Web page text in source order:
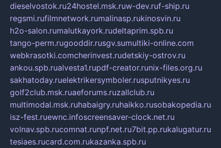
dieselvostok.ru24hostel.msk.ruw-dev.ruf-ship.ru
regsmi.rufilmnetwork.rumalinasp.rukinosvin.ru
h2o-salon.rumalutkayork.rudeltaprim.spb.ru
tango-perm.rugooddir.rusgv.sumultiki-online.com
webkrasotki.comcherinvest.rudetskiy-ostrov.ru
ankou.spb.rualvesta1.rupdf-creator.runix-files.org.ru
sakhatoday.ruelektrikersymboler.rusputnikyes.ru
golf2club.msk.ruaeforums.ruzallclub.ru
multimodal.msk.ruhabaigry.ruhaikko.rusobakopedia.ru
isz-fest.ruewnc.infoscreensaver-clock.net.ru
volnav.spb.rucomnat.runpf.net.ru7bit.pp.rukalugatur.ru
tesiaes.rucard.com.rukazanka.spb.ru